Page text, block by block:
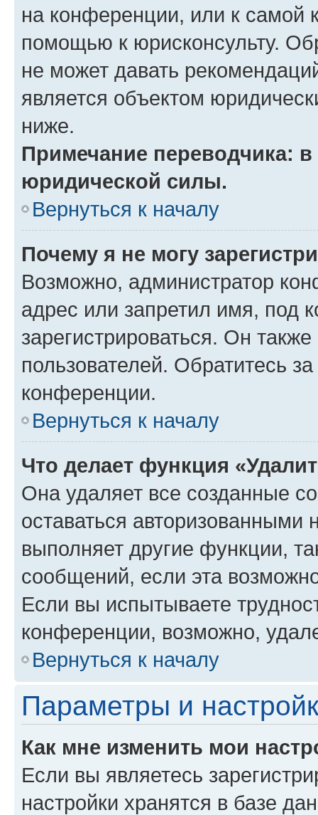
на конференции, или к самой
помощью к юрисконсульту.
не может давать
является объектом
ниже.
Примечание переводчика:
юридической силы.
Вернуться к началу
Почему я не могу
Возможно, администратор
адрес или запретил имя, под
зарегистрироваться. Он
пользователей. Обратитесь
конференции.
Вернуться к началу
Что делает функция
Она удаляет все созданные
оставаться авторизованными
выполняет другие функции,
сообщений, если эта
Если вы испытываете
конференции, возможно,
Вернуться к началу
Параметры и
Как мне изменить мои
Если вы являетесь
настройки хранятся в базе